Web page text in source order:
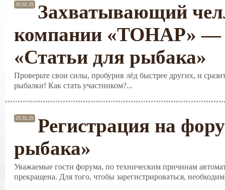
20.02.25
Захватывающий
компании «ТОНАР» —
«Статьи для рыбака»
Проверьте свои силы, пробурив лёд быстрее других, и
рыбалки! Как стать участником?...
25.01.25
Регистрация на
рыбака»
Уважаемые гости форума, по техническим причинам
прекращена. Для того, чтобы зарегистрироваться,